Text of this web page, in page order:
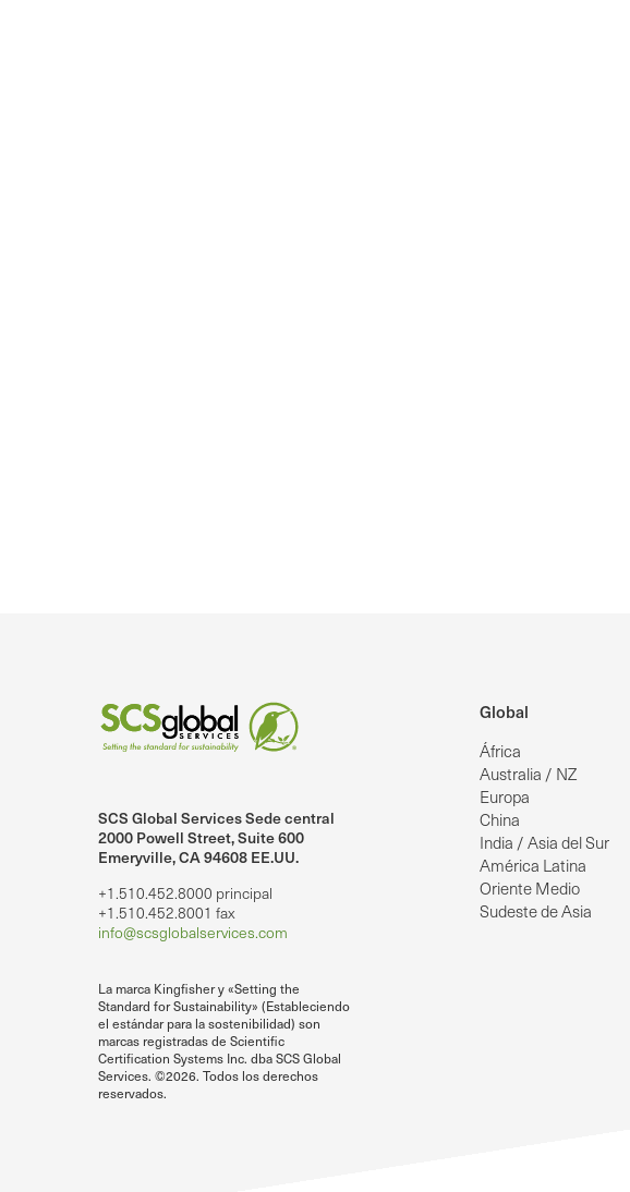
SCS Global Services Sede central
2000 Powell Street, Suite 600
Emeryville, CA 94608 EE.UU.
+1.510.452.8000 principal
+1.510.452.8001 fax
info@scsglobalservices.com
La marca Kingfisher y «Setting the
Standard for Sustainability» (Estableciendo
el estándar para la sostenibilidad) son
marcas registradas de Scientific
Certification Systems Inc. dba SCS Global
Services. ©2026. Todos los derechos
reservados.
Global
África
Australia / NZ
Europa
China
India / Asia del Sur
América Latina
Oriente Medio
Sudeste de Asia
en LinkedIn.
SCS Global Services en YouTube